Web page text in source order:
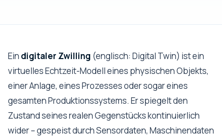
Ein digitaler Zwilling (englisch: Digital Twin) ist ein
virtuelles Echtzeit-Modell eines physischen Objekts,
einer Anlage, eines Prozesses oder sogar eines
gesamten Produktionssystems. Er spiegelt den
Zustand seines realen Gegenstücks kontinuierlich
wider – gespeist durch Sensordaten, Maschinendaten